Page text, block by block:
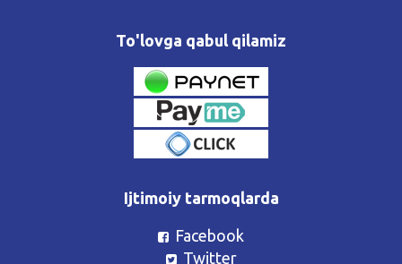
To'lovga qabul qilamiz
Ijtimoiy tarmoqlarda
Facebook
Twitter